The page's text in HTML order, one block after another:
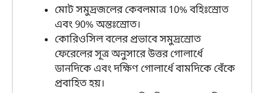
মোট সমুদ্রজলের কেবলমাত্র 10% বহিঃস্রোত
এবং 90% অন্তঃস্রোত।
কোরিওসিল বলের প্রভাবে সমুদ্রস্রোত
ফেরেলের সূত্র অনুসারে উত্তর গোলার্ধে
ডানদিকে এবং দক্ষিণ গোলার্ধে বামদিকে বেঁকে
প্রবাহিত হয়।